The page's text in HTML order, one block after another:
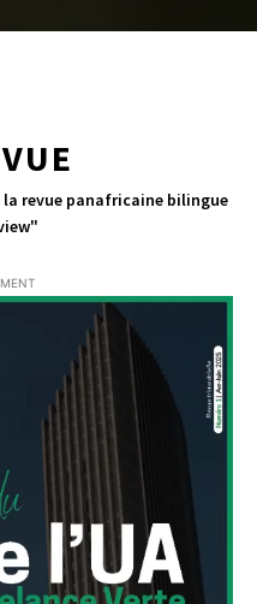
la revue panafricaine bilingue